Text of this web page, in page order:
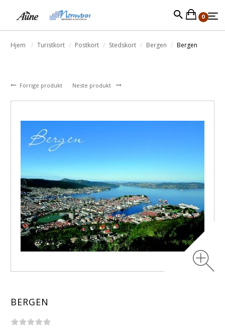
0
Hjem Turistkort Postkort Stedskort Bergen Bergen
Forrige produkt Neste produkt
BERGEN